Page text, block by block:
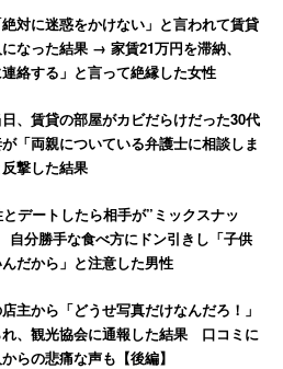
性
ると頭おかしくなってくる」
対に迷惑をかけない」と言われて賃貸
なった結果 → 家賃21万円を滞納、
連絡する」と言って絶縁した女性
、賃貸の部屋がカビだらけだった30代
「両親についている弁護士に相談しま
撃した結果
デートしたら相手が”ミックスナッ
分勝手な食べ方にドン引きし「子供
んだから」と注意した男性
主から「どうせ写真だけなんだろ！」
れ、観光協会に通報した結果 口コミに
らの悲痛な声も【後編】